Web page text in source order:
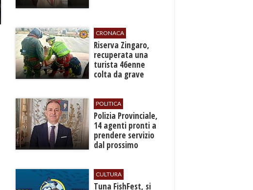
CRONACA
​Riserva Zingaro,
recuperata una
turista 46enne
colta da grave
POLITICA
​Polizia Provinciale,
14 agenti pronti a
prendere servizio
dal prossimo
CULTURA
​Tuna FishFest, si